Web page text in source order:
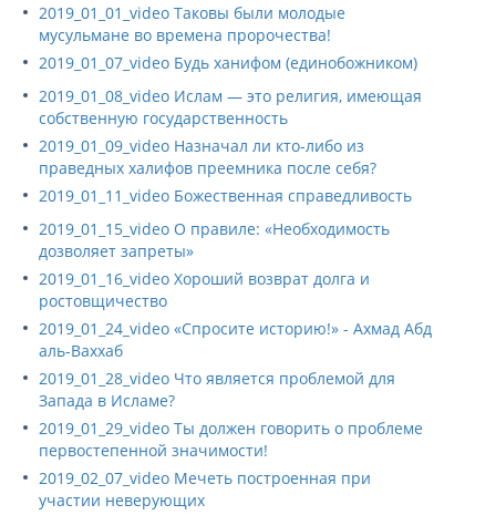
2019_01_01_video Таковы были молодые
мусульмане во времена пророчества!
2019_01_07_video Будь ханифом (единобожником)
2019_01_08_video Ислам — это религия, имеющая
собственную государственность
2019_01_09_video Назначал ли кто-либо из
праведных халифов преемника после себя?
2019_01_11_video Божественная справедливость
2019_01_15_video О правиле: «Необходимость
дозволяет запреты»
2019_01_16_video Хороший возврат долга и
ростовщичество
2019_01_24_video «Спросите историю!» - Ахмад Абд
аль-Ваххаб
2019_01_28_video Что является проблемой для
Запада в Исламе?
2019_01_29_video Ты должен говорить о проблеме
первостепенной значимости!
2019_02_07_video Мечеть построенная при
участии неверующих